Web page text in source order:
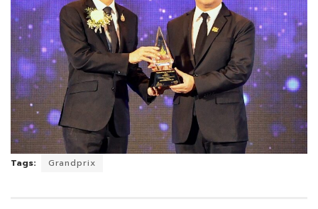
Tags: Grandprix